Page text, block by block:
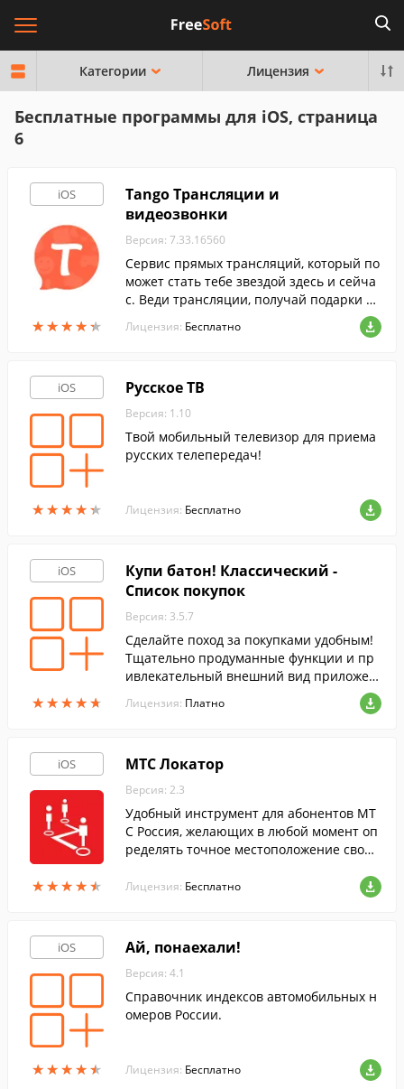
Категории Лицензия
Бесплатные программы для iOS, страница
6
iOS
★★★★★
★★★★★
Tango Трансляции и
видеозвонки
Версия: 7.33.16560
Cервис прямых трансляций, который по
может стать тебе звездой здесь и сейча
с. Веди трансляции, получай подарки от
фанатов и обменивай их на реальные д
еньги.
Лицензия: Бесплатно
iOS
★★★★★
★★★★★
Русское ТВ
Версия: 1.10
Твой мобильный телевизор для приема
русских телепередач!
Лицензия: Бесплатно
iOS
★★★★★
★★★★★
Купи батон! Классический -
Список покупок
Версия: 3.5.7
Сделайте поход за покупками удобным!
Тщательно продуманные функции и пр
ивлекательный внешний вид приложен
ия «Купи батон!» позволят вам получить
удовольствие от самого обычного поход
Лицензия: Платно
iOS
★★★★★
★★★★★
МТС Локатор
Версия: 2.3
Удобный инструмент для абонентов МТ
С Россия, желающих в любой момент оп
ределять точное местоположение своих
Лицензия: Бесплатно
iOS
★★★★★
★★★★★
Ай, понаехали!
Версия: 4.1
Справочник индексов автомобильных н
омеров России.
Лицензия: Бесплатно